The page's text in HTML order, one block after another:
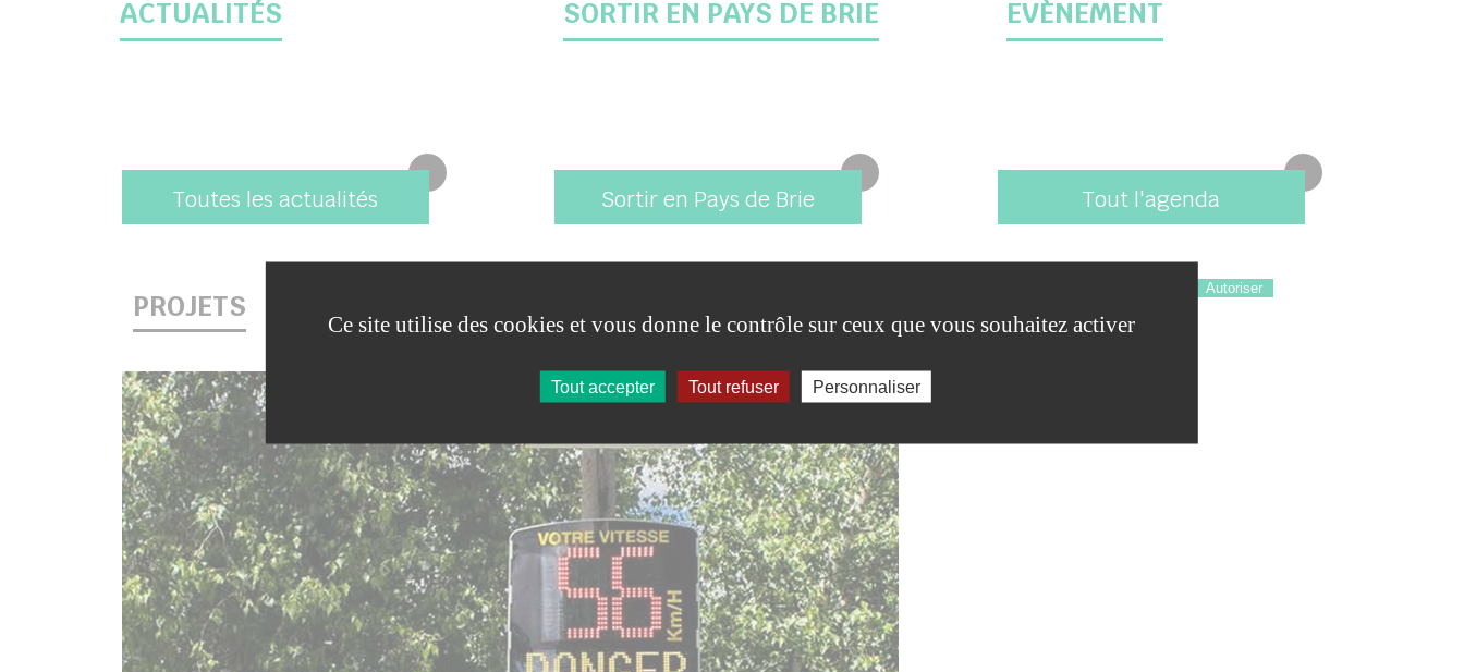
ACTUALITÉS
Toutes les actualités
SORTIR EN PAYS DE BRIE
Sortir en Pays de Brie
EVÈNEMENT
Tout l'agenda
PROJETS
Autoriser
Ce site utilise des cookies et vous donne le contrôle sur ceux que vous souhaitez activer
Tout accepter Tout refuser Personnaliser